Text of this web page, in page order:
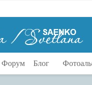
Форум Блог